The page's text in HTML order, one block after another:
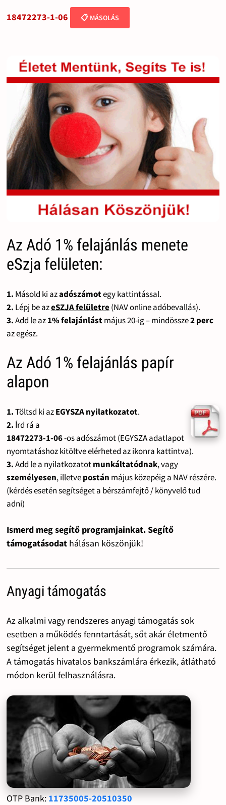
18472273-1-06 📋 MÁSOLÁS
Az Adó 1% felajánlás menete
eSzja felületen:
1. Másold ki azadószámotegy kattintással.
2. Lépj be azeSZJA felületre(NAV online adóbevallás).
3.Add le az1% felajánlástmájus 20-ig – mindössze2 perc
az egész.
Az Adó 1% felajánlás papír
alapon
1.Töltsd ki azEGYSZA nyilatkozatot.
2. Írd rá a
18472273-1-06-os adószámot (EGYSZA adatlapot
nyomtatáshoz kitöltve elérheted az ikonra kattintva).
3.Add le a nyilatkozatotmunkáltatódnak, vagy
személyesen, illetvepostán május közepéig a NAV részére.
(kérdés esetén segítséget a bérszámfejtő / könyvelő tud
adni)
Ismerd meg segítő programjainkat. Segítő
támogatásodat hálásan köszönjük!
Anyagi támogatás
Az alkalmi vagy rendszeres anyagi támogatás sok
esetben a működés fenntartását, sőt akár életmentő
segítséget jelent a gyermekmentő programok számára.
A támogatás hivatalos bankszámlára érkezik, átlátható
módon kerül felhasználásra.
OTP Bank: 11735005-20510350